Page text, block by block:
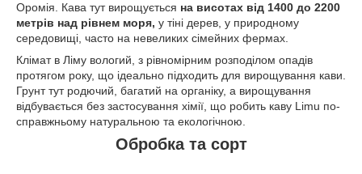
Оромія. Кава тут вирощується на висотах від 1400 до 2200
метрів над рівнем моря, у тіні дерев, у природному
середовищі, часто на невеликих сімейних фермах.
Клімат в Ліму вологий, з рівномірним розподілом опадів
протягом року, що ідеально підходить для вирощування кави.
Грунт тут родючий, багатий на органіку, а вирощування
відбувається без застосування хімії, що робить каву Limu по-
справжньому натуральною та екологічною.
Обробка та сорт